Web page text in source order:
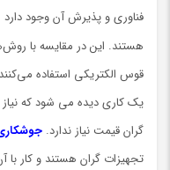
فناوری و پذیرش آن وجود
هستند. این در مقایسه با
قوس الکتریکی استفاده
یک کاری دیده می شود که نیاز
گران قیمت نیاز ندارد.
تجهیزات گران هستند و کار